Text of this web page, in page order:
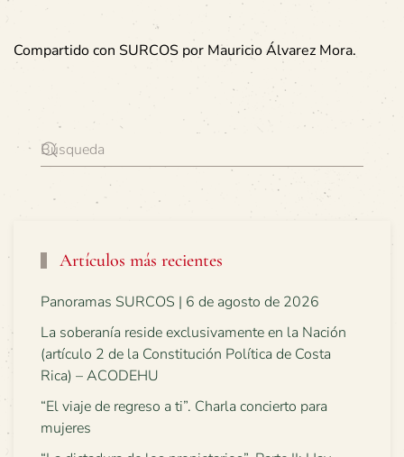
Compartido con SURCOS por Mauricio Álvarez Mora.
Artículos más recientes
Panoramas SURCOS | 6 de agosto de 2026
La soberanía reside exclusivamente en la Nación
(artículo 2 de la Constitución Política de Costa
Rica) – ACODEHU
“El viaje de regreso a ti”. Charla concierto para
mujeres